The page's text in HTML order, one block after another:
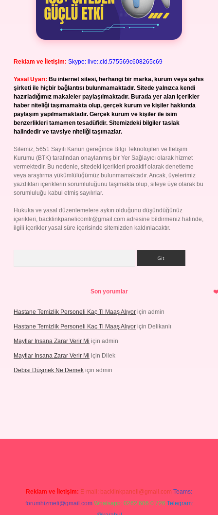
Reklam ve İletişim: Skype: live:.cid.575569c608265c69
Yasal Uyarı: Bu internet sitesi, herhangi bir marka, kurum veya şahıs
şirketi ile hiçbir bağlantısı bulunmamaktadır. Sitede yalnızca kendi
hazırladığımız makaleler paylaşılmaktadır. Burada yer alan içerikler
haber niteliği taşımamakta olup, gerçek kurum ve kişiler hakkında
paylaşım yapılmamaktadır. Gerçek kurum ve kişiler ile isim
benzerlikleri tamamen tesadüfidir. Sitemizdeki bilgiler taslak
halindedir ve tavsiye niteliği taşımazlar.
Sitemiz, 5651 Sayılı Kanun gereğince Bilgi Teknolojileri ve İletişim
Kurumu (BTK) tarafından onaylanmış bir Yer Sağlayıcı olarak hizmet
vermektedir. Bu nedenle, sitedeki içerikleri proaktif olarak denetleme
veya araştırma yükümlülüğümüz bulunmamaktadır. Ancak, üyelerimiz
yazdıkları içeriklerin sorumluluğunu taşımakta olup, siteye üye olarak bu
sorumluluğu kabul etmiş sayılırlar.
Hukuka ve yasal düzenlemelere aykırı olduğunu düşündüğünüz
içerikleri, backlinkpanelicomtr@gmail.com adresine bildirmeniz halinde,
ilgili içerikler yasal süre içerisinde sitemizden kaldırılacaktır.
Son yorumlar
Hastane Temizlik Personeli Kaç Tl Maaş Alıyor için admin
Hastane Temizlik Personeli Kaç Tl Maaş Alıyor için Delikanlı
Maytlar Insana Zarar Verir Mi için admin
Maytlar Insana Zarar Verir Mi için Dilek
Debisi Düşmek Ne Demek için admin
Reklam ve İletişim: E-mail: backlinkpaneli@gmail.com Teams:
forumhizmeti@gmail.com Whatsapp: 0262 606 0 726 Telegram: